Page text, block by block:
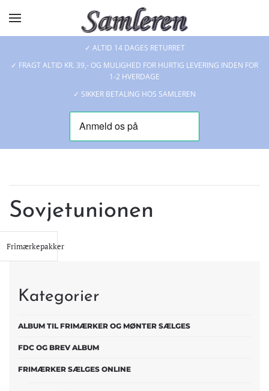
Skip to main content
✓ ALTID 14 DAGES RETURRET
✓ FRAGT ALTID KR. 39,- OG MULIGHED FOR HURTIG LEVERING INDEN FOR
1-2 HVERDAGE
✓ SIKKER BETALING HOS SAMLEREN
Sovjetunionen
Frimærkepakker
Kategorier
ALBUM TIL FRIMÆRKER OG MØNTER SÆLGES
FDC OG BREV ALBUM
FRIMÆRKER SÆLGES ONLINE